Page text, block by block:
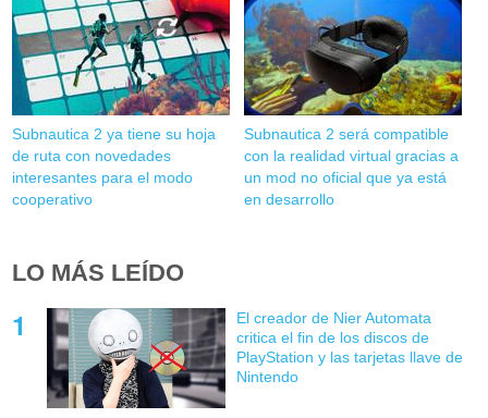
Subnautica 2 ya tiene su hoja
de ruta con novedades
interesantes para el modo
cooperativo
Subnautica 2 será compatible
con la realidad virtual gracias a
un mod no oficial que ya está
en desarrollo
LO MÁS LEÍDO
El creador de Nier Automata
critica el fin de los discos de
PlayStation y las tarjetas llave de
Nintendo